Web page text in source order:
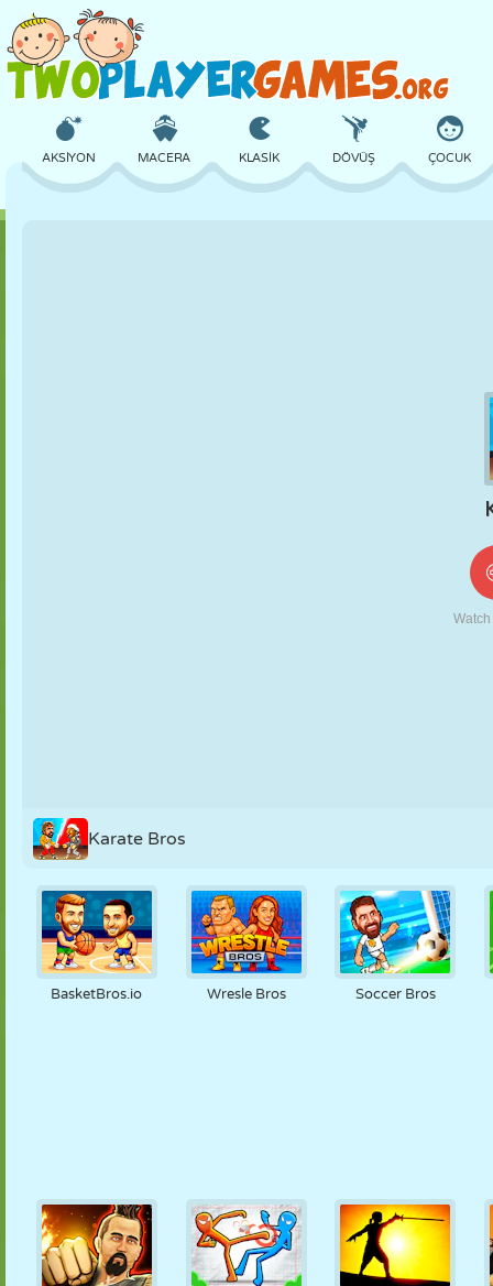
AKSIYON MACERA KLASIK DÖVÜŞ ÇOCUK
Karate Bros
BasketBros.io Wresle Bros Soccer Bros